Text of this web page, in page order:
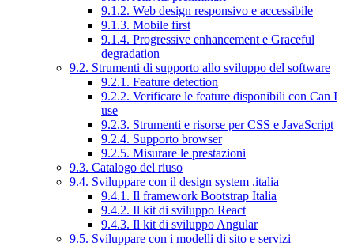
9.1.2. Web design responsivo e accessibile
9.1.3. Mobile first
9.1.4. Progressive enhancement e Graceful
degradation
9.2. Strumenti di supporto allo sviluppo del software
9.2.1. Feature detection
9.2.2. Verificare le feature disponibili con Can I
use
9.2.3. Strumenti e risorse per CSS e JavaScript
9.2.4. Supporto browser
9.2.5. Misurare le prestazioni
9.3. Catalogo del riuso
9.4. Sviluppare con il design system .italia
9.4.1. Il framework Bootstrap Italia
9.4.2. Il kit di sviluppo React
9.4.3. Il kit di sviluppo Angular
9.5. Sviluppare con i modelli di sito e servizi